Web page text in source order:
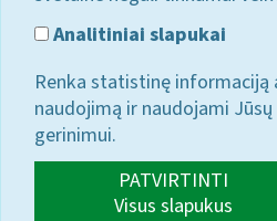
Analitiniai slapukai
Renka statistinę informaciją
naudojimą ir naudojami
gerinimui.
PATVIRTINTI
Visus slapukus